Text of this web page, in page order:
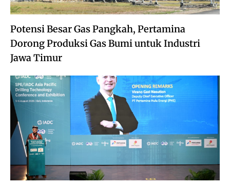
Potensi Besar Gas Pangkah, Pertamina
Dorong Produksi Gas Bumi untuk Industri
Jawa Timur